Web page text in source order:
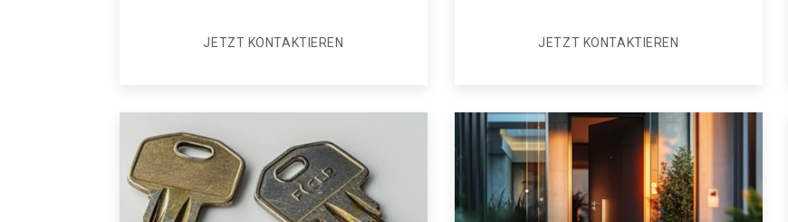
JETZT KONTAKTIEREN JETZT KONTAKTIEREN